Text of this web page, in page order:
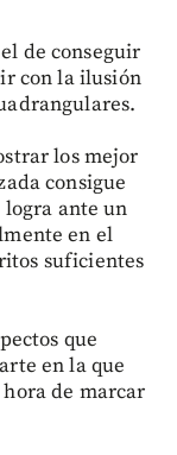
de conseguir
con la ilusión
los mejor
consigue
logra ante un
en el
suficientes
que
en la que
de marcar